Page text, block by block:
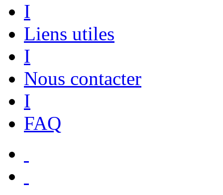
I
Liens utiles
I
Nous contacter
I
FAQ